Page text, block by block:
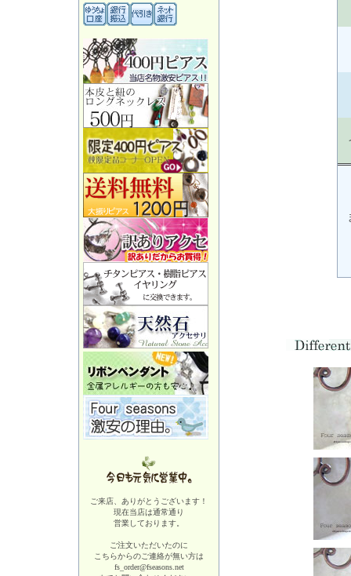
ご来店、ありがとうございます！
現在当店は通常通り
営業しております。
ご注文いただいたのに
こちらからのご連絡が無い方は
fs_order@fseasons.net